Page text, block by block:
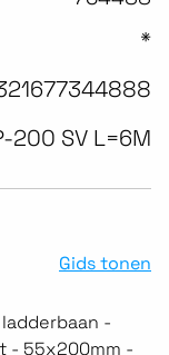
*
200 SV L=6M
Gids tonen
-
- 55x200mm -